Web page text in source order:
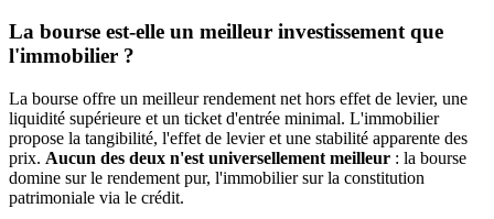
La bourse est-elle un meilleur investissement que
l'immobilier ?
La bourse offre un meilleur rendement net hors effet de levier, une
liquidité supérieure et un ticket d'entrée minimal. L'immobilier
propose la tangibilité, l'effet de levier et une stabilité apparente des
prix. Aucun des deux n'est universellement meilleur : la bourse
domine sur le rendement pur, l'immobilier sur la constitution
patrimoniale via le crédit.